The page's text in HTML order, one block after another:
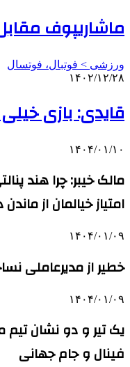
ماشاریپوف
ورزشی > فوتبال، فوتسال
۱۴۰۲/۱۲/۲۸
قایدی: بازی
۱۴۰۴/۰۱/۱۰
امتیاز خیالمان از
۱۴۰۴/۰۱/۰۹
خطیر از مدیرعاملی
۱۴۰۴/۰۱/۰۹
یک تیر و دو نشان تیم
فینال و جام جهانی